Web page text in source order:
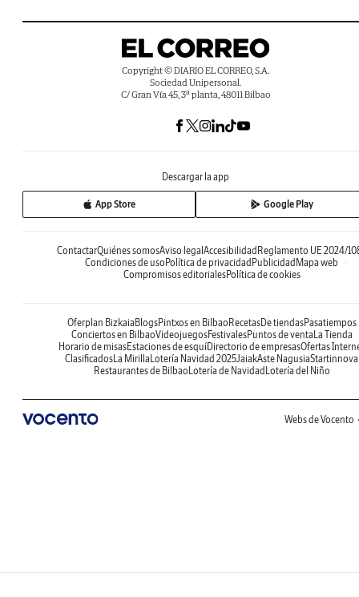
Copyright © DIARIO EL CORREO, S.A.
Sociedad Unipersonal.
C/ Gran Vía 45, 3ª planta, 48011 Bilbao
Descargar la app
App Store Google Play
ContactarQuiénes somosAviso legalAccesibilidadReglamento UE 2024/
Condiciones de usoPolítica de privacidadPublicidadMapa web
Compromisos editorialesPolítica de cookies
Oferplan BizkaiaBlogsPintxos en BilbaoRecetasDe tiendasPasatiempos
Conciertos en BilbaoVideojuegosFestivalesPuntos de ventaLa Tienda
Horario de misasEstaciones de esquíDirectorio de empresasOfertas
ClasificadosLa MirillaLotería Navidad 2025JaiakAste NagusiaStartinnova
Restaurantes de BilbaoLotería de NavidadLotería del Niño
Webs de Vocento